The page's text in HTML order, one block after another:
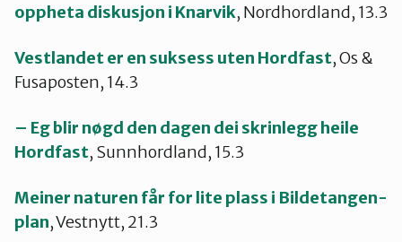
oppheta diskusjon i Knarvik, Nordhordland, 13.3
Vestlandet er en suksess uten Hordfast, Os &
Fusaposten, 14.3
– Eg blir nøgd den dagen dei skrinlegg heile
Hordfast, Sunnhordland, 15.3
Meiner naturen får for lite plass i Bildetangen-
plan, Vestnytt, 21.3